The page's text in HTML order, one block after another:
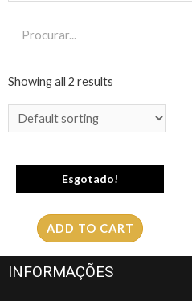
Showing all 2 results
Esgotado!
Sapatilhas WRANGLER
MITOS DERBY
ADD TO CART
INFORMAÇÕES